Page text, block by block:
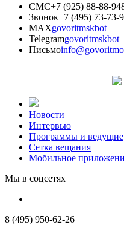
СМС+7 (925) 88-88-
Звонок+7 (495) 73-73-
MAXgovoritmskbot
Telegramgovoritmskbot
Письмо
Новости
Интервью
Программы и ведущие
Сетка вещания
Мобильное
Мы в соцсетях
8 (495) 950-62-26